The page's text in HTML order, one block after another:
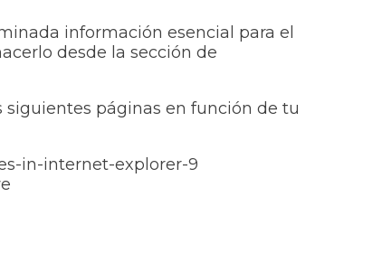
información esencial para el
desde la sección de
siguientes páginas en función de tu
in-internet-explorer-9